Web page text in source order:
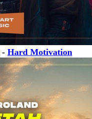
- Hard Motivation